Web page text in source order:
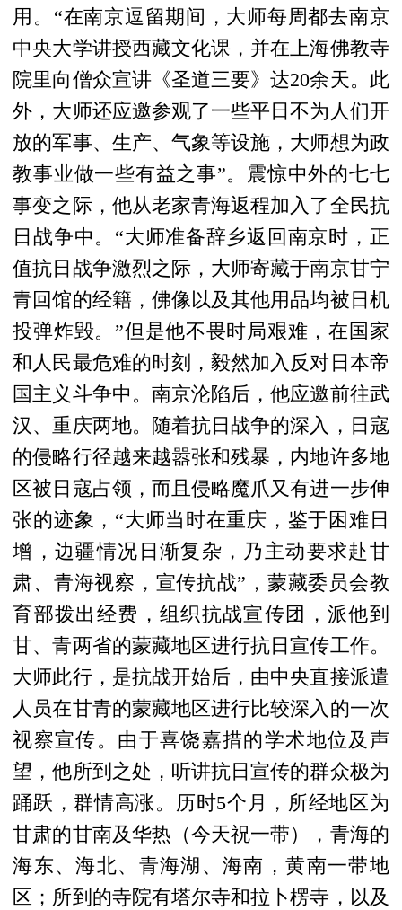
用。“在南京逗留期间，大师每周都去南京
中央大学讲授西藏文化课，并在上海佛教寺
院里向僧众宣讲《圣道三要》达20余天。此
外，大师还应邀参观了一些平日不为人们开
放的军事、生产、气象等设施，大师想为政
教事业做一些有益之事”。震惊中外的七七
事变之际，他从老家青海返程加入了全民抗
日战争中。“大师准备辞乡返回南京时，正
值抗日战争激烈之际，大师寄藏于南京甘宁
青回馆的经籍，佛像以及其他用品均被日机
投弹炸毁。”但是他不畏时局艰难，在国家
和人民最危难的时刻，毅然加入反对日本帝
国主义斗争中。南京沦陷后，他应邀前往武
汉、重庆两地。随着抗日战争的深入，日寇
的侵略行径越来越嚣张和残暴，内地许多地
区被日寇占领，而且侵略魔爪又有进一步伸
张的迹象，“大师当时在重庆，鉴于困难日
增，边疆情况日渐复杂，乃主动要求赴甘
肃、青海视察，宣传抗战”，蒙藏委员会教
育部拨出经费，组织抗战宣传团，派他到
甘、青两省的蒙藏地区进行抗日宣传工作。
大师此行，是抗战开始后，由中央直接派遣
人员在甘青的蒙藏地区进行比较深入的一次
视察宣传。 由于喜饶嘉措的学术地位及声
望，他所到之处，听讲抗日宣传的群众极为
踊跃，群情高涨。历时5个月，所经地区为
甘肃的甘南及华热（今天祝一带），青海的
海东、海北、青海湖、海南，黄南一带地
区；所到的寺院有塔尔寺和拉卜楞寺，以及